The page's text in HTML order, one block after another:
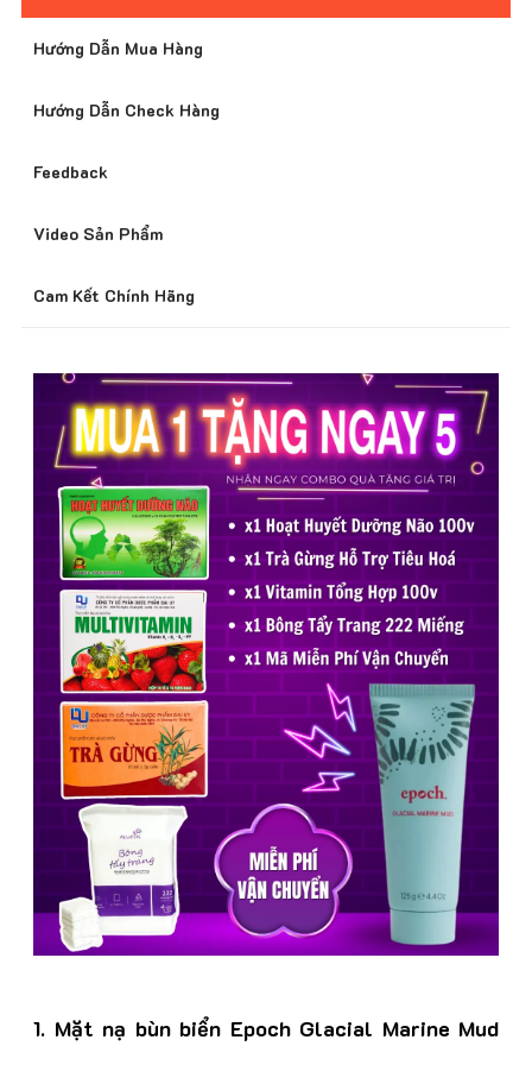
Hỗ Trợ Khách Hàng 24/7
Bảo Mật Thông Tin Khách Hàng
Nhiều Chương Trình Ưu Đãi
Phát Hiện Hàng Giả Đền 300%
Hướng Dẫn Mua Hàng
Hướng Dẫn Check Hàng
Feedback
Video Sản Phẩm
Cam Kết Chính Hãng
1. Mặt nạ bùn biển Epoch Glacial Marine Mud